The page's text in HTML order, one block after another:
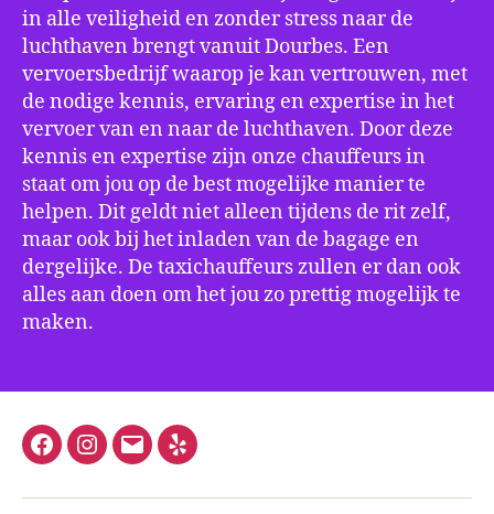
in alle veiligheid en zonder stress naar de
luchthaven brengt vanuit Dourbes. Een
vervoersbedrijf waarop je kan vertrouwen, met
de nodige kennis, ervaring en expertise in het
vervoer van en naar de luchthaven. Door deze
kennis en expertise zijn onze chauffeurs in
staat om jou op de best mogelijke manier te
helpen. Dit geldt niet alleen tijdens de rit zelf,
maar ook bij het inladen van de bagage en
dergelijke. De taxichauffeurs zullen er dan ook
alles aan doen om het jou zo prettig mogelijk te
maken.
FacebookInstagram
E-
Yelp